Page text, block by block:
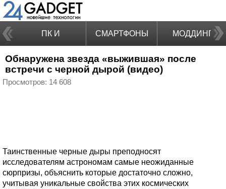
ПК И
НОУТБУКИ
СМАРТФОНЫ МОДДИНГ
Обнаружена звезда «выжившая» после
встречи с черной дырой (видео)
Просмотров: 14 608
Таинственные черные дыры преподносят
исследователям астрономам самые неожиданные
сюрпризы, объяснить которые достаточно сложно,
учитывая уникальные свойства этих космических